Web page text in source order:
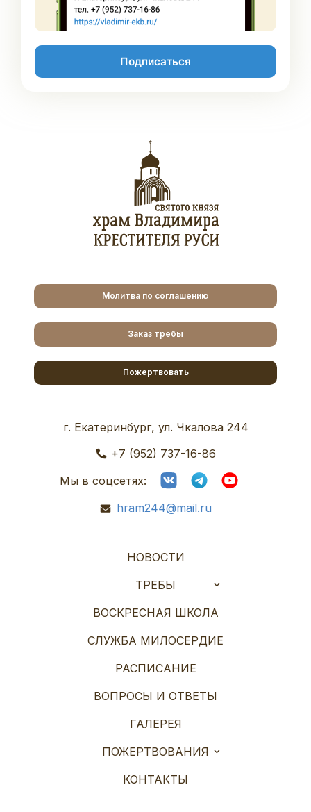
Подписаться
Молитва по соглашению
Заказ требы
Пожертвовать
г. Екатеринбург, ул. Чкалова 244
+7 (952) 737-16-86
Мы в соцсетях:
hram244@mail.ru
НОВОСТИ
ТРЕБЫ
ВОСКРЕСНАЯ ШКОЛА
СЛУЖБА МИЛОСЕРДИЕ
РАСПИСАНИЕ
ВОПРОСЫ И ОТВЕТЫ
ГАЛЕРЕЯ
ПОЖЕРТВОВАНИЯ
КОНТАКТЫ